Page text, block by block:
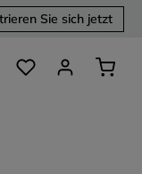
Sie sich jetzt
Du hast 0 Produkte